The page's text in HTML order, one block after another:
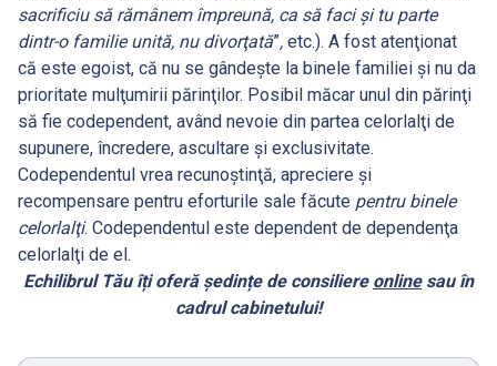
sacrificiu să rămânem împreună, ca să faci şi tu parte
dintr-o familie unită, nu divorţată”, etc.). A fost atenţionat
că este egoist, că nu se gândeşte la binele familiei şi nu da
prioritate mulţumirii părinţilor. Posibil măcar unul din părinţi
să fie codependent, având nevoie din partea celorlalţi de
supunere, încredere, ascultare şi exclusivitate.
Codependentul vrea recunoştinţă, apreciere şi
recompensare pentru eforturile sale făcute pentru binele
celorlalţi. Codependentul este dependent de dependenţa
celorlalţi de el.
Echilibrul Tău îți oferă ședințe de consiliere onlinesau în
cadrul cabinetului!